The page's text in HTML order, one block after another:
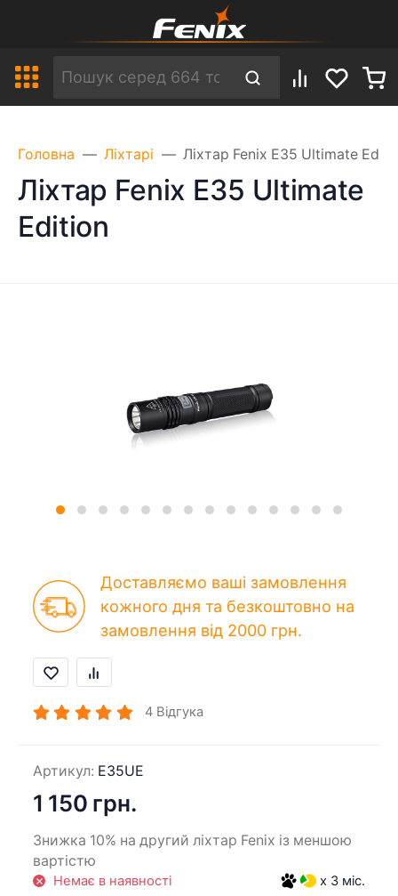
Головна Ліхтарі Ліхтар Fenix E35 Ultimate
Ліхтар Fenix E35 Ultimate
Edition
Доставляємо ваші замовлення
кожного дня та безкоштовно на
замовлення від 2000 грн.
4 Відгука
Артикул: E35UE
1 150 грн.
Знижка 10% на другий ліхтар Fenix із меншою
вартістю
Немає в наявності x 3 міс.